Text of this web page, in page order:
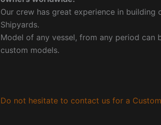
Our crew has great experience in
Shipyards.
Model of any vessel, from any period can
custom models.
Do not hesitate to contact us for a